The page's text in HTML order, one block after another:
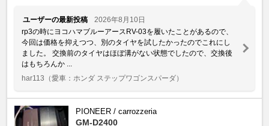
ユーザーの最新投稿
2026年8月10日
rp3の時にヨコハマブルーアースRV-03を履いたことがあるので、
今回は価格を抑えつつ、別のタイヤを試したかったのでこれにし
ました。 交換前のタイヤはほぼ溝がない状態でしたので、交換後
はもちろんか ...
har113 （愛車：ホンダ ステップワゴンスパーダ）
PIONEER / carrozzeria
GM-D2400